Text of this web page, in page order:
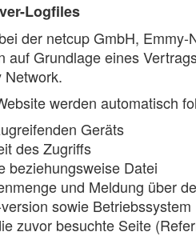
Logfiles
der netcup GmbH,
auf Grundlage eines
Network.
werden automatisch
Geräts
des Zugriffs
beziehungsweise Datei
und Meldung über
sowie Betriebssystem
zuvor besuchte Seite